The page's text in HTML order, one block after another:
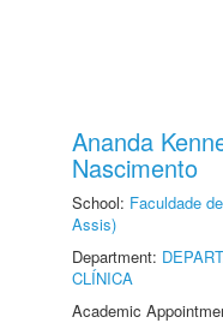
Ananda
Nascimento
School: Faculdade
Assis)
Department:
CLÍNICA
Academic